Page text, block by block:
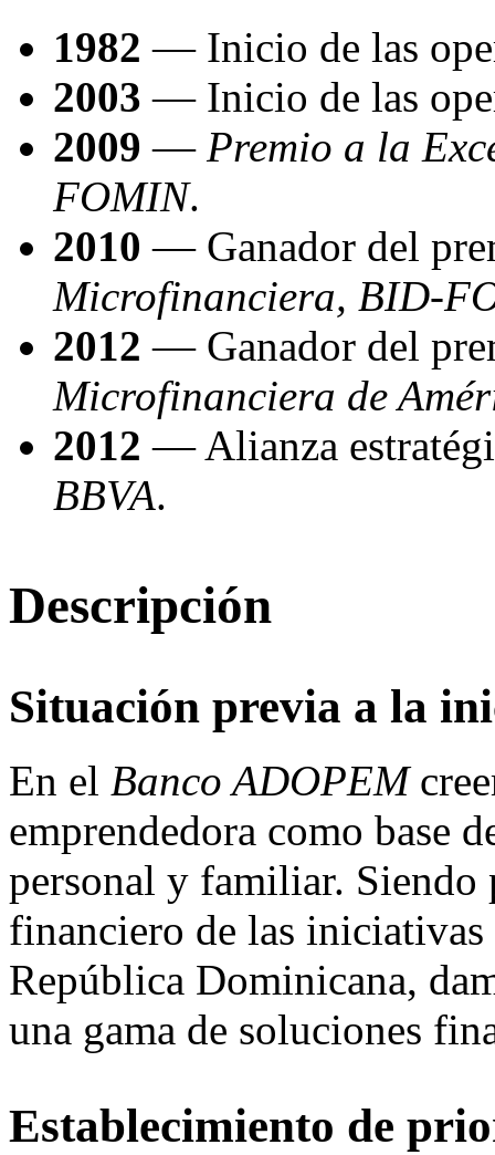
1982 — Inicio de las
2003 — Inicio de las
2009 — Premio a la
FOMIN.
2010 — Ganador del
Microfinanciera, BID-
2012 — Ganador del
Microfinanciera de
2012 — Alianza
BBVA.
Descripción
Situación previa a la
En el Banco ADOPEM
emprendedora como base
personal y familiar. Siendo
financiero de las
República Dominicana,
una gama de soluciones
Establecimiento de